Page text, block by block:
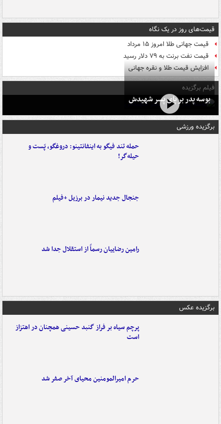
قیمت‌های روز در یک نگاه
قیمت جهانی طلا امروز ۱۵ مرداد
قیمت نفت برنت به ۷۹ دلار رسید
افزایش قیمت طلا و نقره جهانی
فیلم برگزیده
بوسه‌ پدر بر پای پسر شهیدش
برگزیده ورزشی
حمله تند فیگو به اینفانتینو: دروغگو، پَست‌ و
حیله‌گر!
جنجال جدید نیمار در برزیل +فیلم
رامین رضاییان رسماً از استقلال جدا شد
برگزیده عکس
پرچم سیاه بر فراز گنبد حسینی همچنان در اهتزاز
است
حرم امیرالمومنین محیای آخر صفر شد